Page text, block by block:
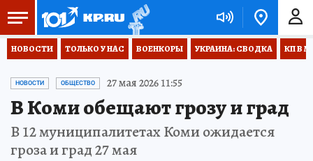
НОВОСТИ ТОЛЬКО У НАС ВОЕНКОРЫ УКРАИНА: СВОДКА КП В
НОВОСТИ ОБЩЕСТВО 27 мая 2026 11:55
В Коми обещают грозу и град
В 12 муниципалитетах Коми ожидается
гроза и град 27 мая